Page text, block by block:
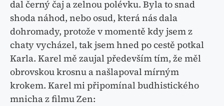
dal černý čaj a zelnou polévku. Byla to snad
shoda náhod, nebo osud, která nás dala
dohromady, protože v momentě kdy jsem z
chaty vycházel, tak jsem hned po cestě potkal
Karla. Karel mě zaujal především tím, že měl
obrovskou krosnu a našlapoval mírným
krokem. Karel mi připomínal budhistického
mnicha z filmu Zen: